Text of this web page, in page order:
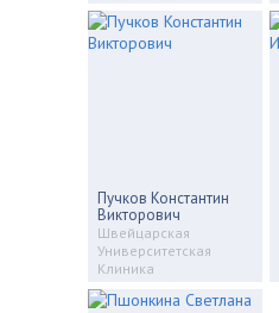
Пучков Константин
Викторович
Швейцарская
Университетская
Клиника